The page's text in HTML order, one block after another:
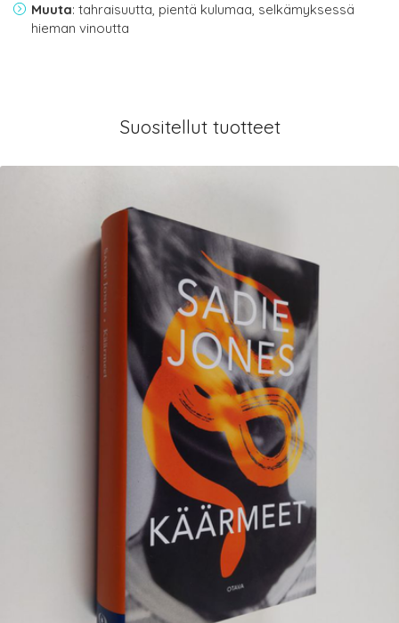
Muuta: tahraisuutta, pientä kulumaa, selkämyksessä
hieman vinoutta
Suositellut tuotteet